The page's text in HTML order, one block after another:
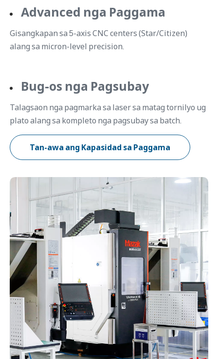
Advanced nga Paggama
Gisangkapan sa 5-axis CNC centers (Star/Citizen)
alang sa micron-level precision.
Bug-os nga Pagsubay
Talagsaon nga pagmarka sa laser sa matag tornilyo ug
plato alang sa kompleto nga pagsubay sa batch.
Tan-awa ang Kapasidad sa Paggama